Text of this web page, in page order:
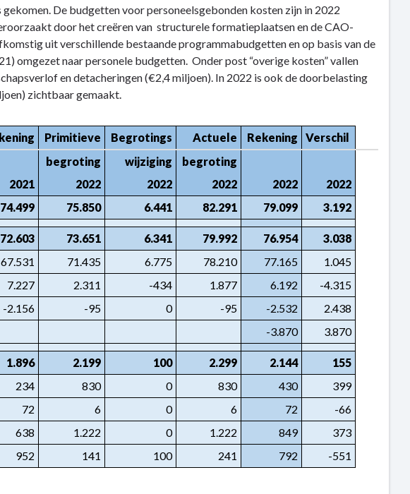
De budgetten voor personeelsgebonden kosten zijn in 2022
door het creëren van structurele formatieplaatsen en de CAO-
uit verschillende bestaande programmabudgetten en op basis van de
omgezet naar personele budgetten. Onder post “overige kosten” vallen
en detacheringen (€2,4 miljoen). In 2022 is ook de doorbelasting
zichtbaar gemaakt.
Primitieve Begrotings Actuele Rekening
Verschil
begroting
wijziging
begroting
2021
2022 2022 2022 2022
2022
74.499 75.850 6.441 82.291 79.099 3.192
72.603 73.651 6.341 79.992 76.954
3.038
67.531 71.435 6.775 78.210 77.165
1.045
7.227 2.311 -434 1.877 6.192
-4.315
-2.156 -95 0 -95 -2.532
2.438
-3.870 3.870
1.896 2.199 100 2.299 2.144
155
234 830 0 830 430
399
72 6 0 6 72
-66
638 1.222 0 1.222 849
373
952 141 100 241 792
-551